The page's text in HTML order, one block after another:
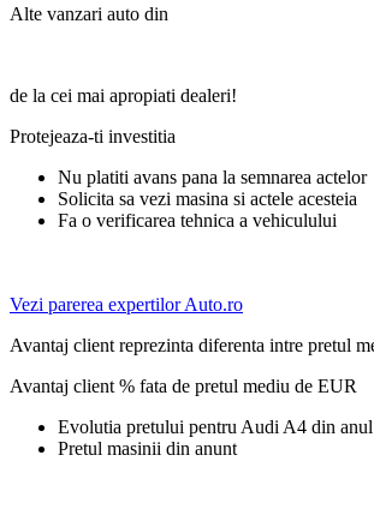
Alte vanzari auto din
de la cei mai apropiati dealeri!
Protejeaza-ti investitia
Nu platiti avans pana la semnarea actelor
Solicita sa vezi masina si actele acesteia
Fa o verificarea tehnica a vehiculului
Vezi parerea expertilor Auto.ro
Avantaj client reprezinta diferenta intre pretul
Avantaj client % fata de pretul mediu de EUR
Evolutia pretului pentru Audi A4 din
Pretul masinii din anunt